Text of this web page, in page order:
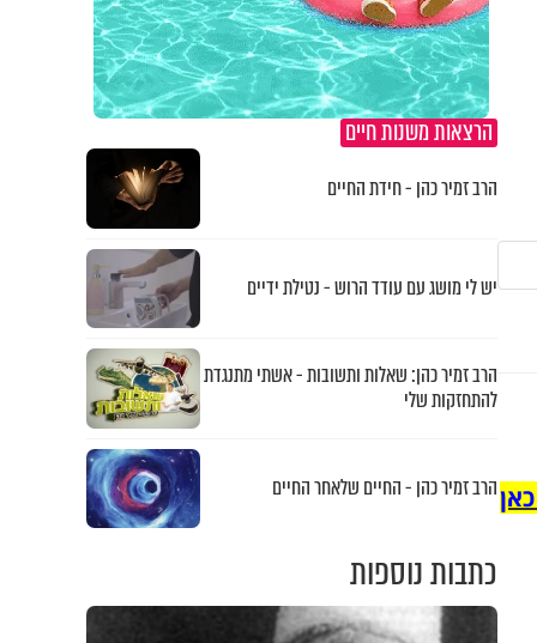
הרצאות משנות חיים
הרב זמיר כהן - חידת החיים
יש לי מושג עם עודד הרוש - נטילת ידיים
הרב זמיר כהן: שאלות ותשובות - אשתי מתנגדת
להתחזקות שלי
הרב זמיר כהן - החיים שלאחר החיים
כתבות נוספות